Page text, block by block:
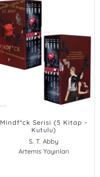
Mindf*ck Serisi (5 Kitap -
Kutulu)
S. T. Abby
Artemis Yayınları